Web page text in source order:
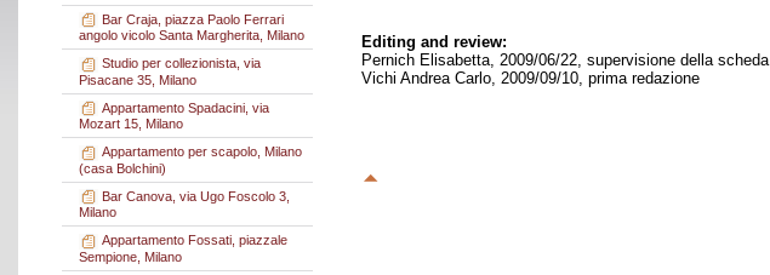
Bar Craja, piazza Paolo Ferrari
angolo vicolo Santa Margherita, Milano
Studio per collezionista, via
Pisacane 35, Milano
Appartamento Spadacini, via
Mozart 15, Milano
Appartamento per scapolo, Milano
(casa Bolchini)
Bar Canova, via Ugo Foscolo 3,
Milano
Appartamento Fossati, piazzale
Sempione, Milano
Editing and review:
Pernich Elisabetta, 2009/06/22, supervisione della scheda
Vichi Andrea Carlo, 2009/09/10, prima redazione